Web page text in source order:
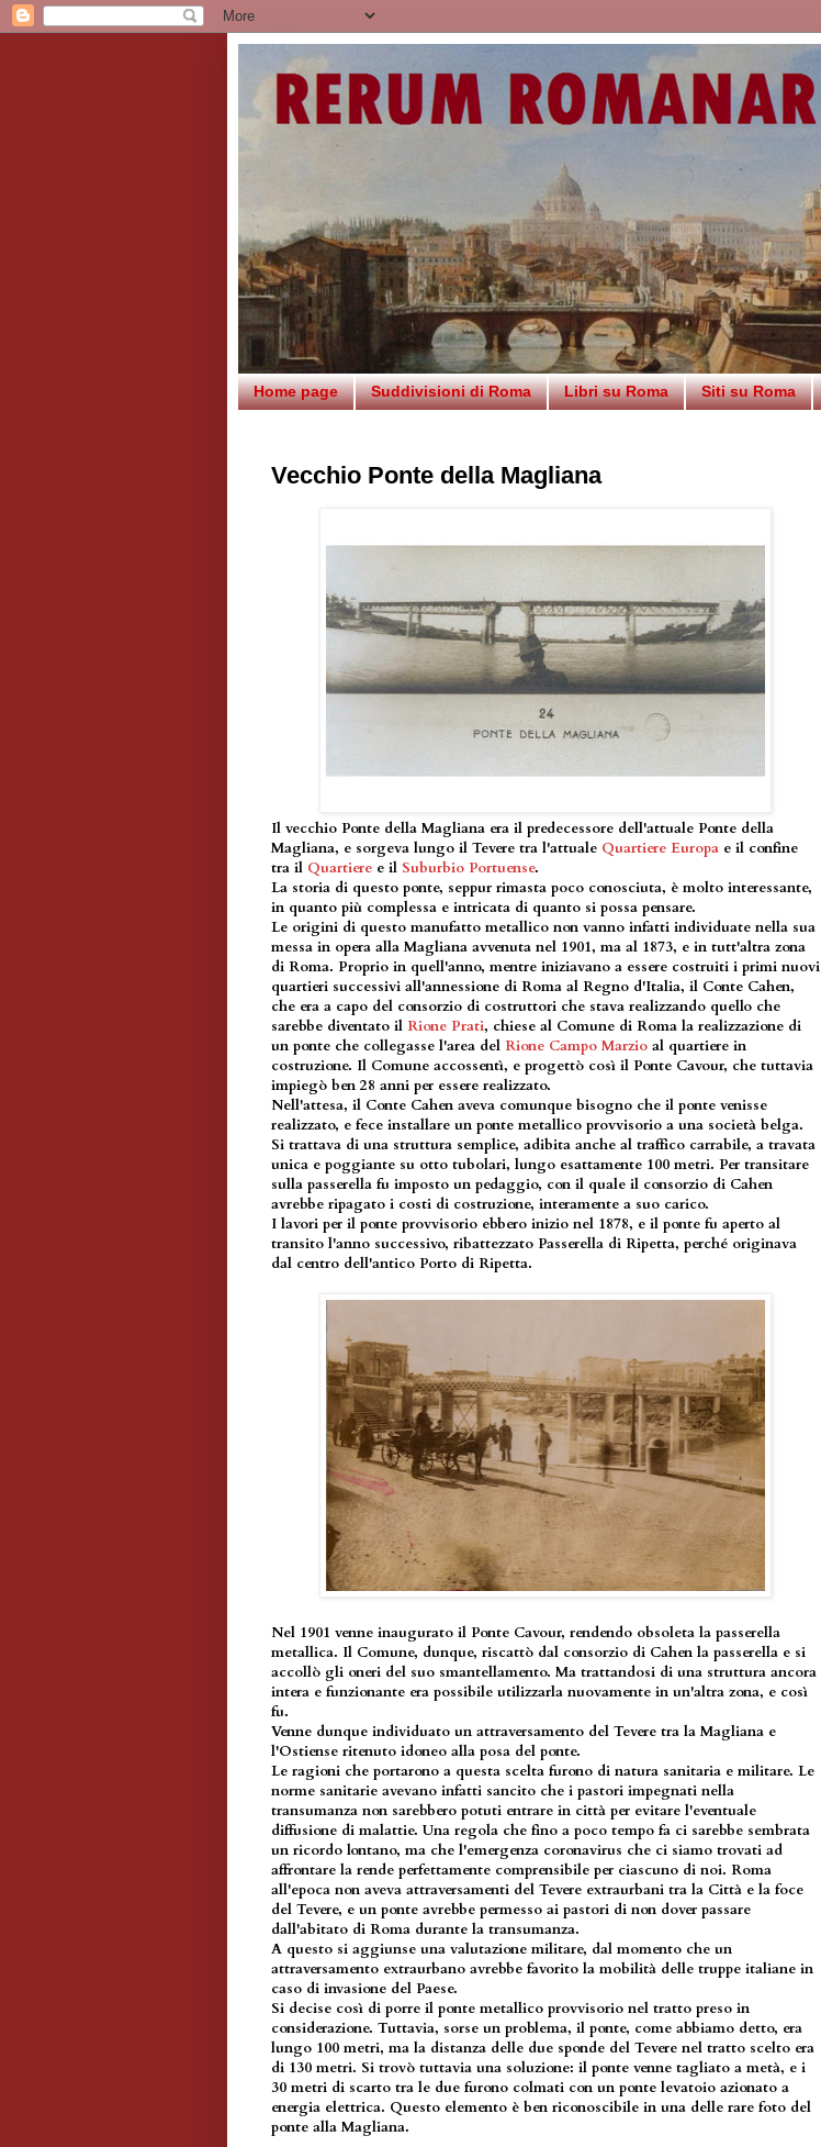
Home page Suddivisioni di Roma Libri su Roma Siti su Roma
Vecchio Ponte della Magliana
Il vecchio Ponte della Magliana era il predecessore dell'attuale Ponte della
Magliana, e sorgeva lungo il Tevere tra l'attuale Quartiere Europa e il confine
tra il Quartiere e il Suburbio Portuense.
La storia di questo ponte, seppur rimasta poco conosciuta, è molto interessante,
in quanto più complessa e intricata di quanto si possa pensare.
Le origini di questo manufatto metallico non vanno infatti individuate nella sua
messa in opera alla Magliana avvenuta nel 1901, ma al 1873, e in tutt'altra zona
di Roma. Proprio in quell'anno, mentre iniziavano a essere costruiti i primi nuovi
quartieri successivi all'annessione di Roma al Regno d'Italia, il Conte Cahen,
che era a capo del consorzio di costruttori che stava realizzando quello che
sarebbe diventato il Rione Prati, chiese al Comune di Roma la realizzazione di
un ponte che collegasse l'area del Rione Campo Marzio al quartiere in
costruzione. Il Comune accossentì, e progettò così il Ponte Cavour, che tuttavia
impiegò ben 28 anni per essere realizzato.
Nell'attesa, il Conte Cahen aveva comunque bisogno che il ponte venisse
realizzato, e fece installare un ponte metallico provvisorio a una società belga.
Si trattava di una struttura semplice, adibita anche al traffico carrabile, a travata
unica e poggiante su otto tubolari, lungo esattamente 100 metri. Per transitare
sulla passerella fu imposto un pedaggio, con il quale il consorzio di Cahen
avrebbe ripagato i costi di costruzione, interamente a suo carico.
I lavori per il ponte provvisorio ebbero inizio nel 1878, e il ponte fu aperto al
transito l'anno successivo, ribattezzato Passerella di Ripetta, perché originava
dal centro dell'antico Porto di Ripetta.
Nel 1901 venne inaugurato il Ponte Cavour, rendendo obsoleta la passerella
metallica. Il Comune, dunque, riscattò dal consorzio di Cahen la passerella e si
accollò gli oneri del suo smantellamento. Ma trattandosi di una struttura ancora
intera e funzionante era possibile utilizzarla nuovamente in un'altra zona, e così
fu.
Venne dunque individuato un attraversamento del Tevere tra la Magliana e
l'Ostiense ritenuto idoneo alla posa del ponte.
Le ragioni che portarono a questa scelta furono di natura sanitaria e militare. Le
norme sanitarie avevano infatti sancito che i pastori impegnati nella
transumanza non sarebbero potuti entrare in città per evitare l'eventuale
diffusione di malattie. Una regola che fino a poco tempo fa ci sarebbe sembrata
un ricordo lontano, ma che l'emergenza coronavirus che ci siamo trovati ad
affrontare la rende perfettamente comprensibile per ciascuno di noi. Roma
all'epoca non aveva attraversamenti del Tevere extraurbani tra la Città e la foce
del Tevere, e un ponte avrebbe permesso ai pastori di non dover passare
dall'abitato di Roma durante la transumanza.
A questo si aggiunse una valutazione militare, dal momento che un
attraversamento extraurbano avrebbe favorito la mobilità delle truppe italiane in
caso di invasione del Paese.
Si decise così di porre il ponte metallico provvisorio nel tratto preso in
considerazione. Tuttavia, sorse un problema, il ponte, come abbiamo detto, era
lungo 100 metri, ma la distanza delle due sponde del Tevere nel tratto scelto era
di 130 metri. Si trovò tuttavia una soluzione: il ponte venne tagliato a metà, e i
30 metri di scarto tra le due furono colmati con un ponte levatoio azionato a
energia elettrica. Questo elemento è ben riconoscibile in una delle rare foto del
ponte alla Magliana.